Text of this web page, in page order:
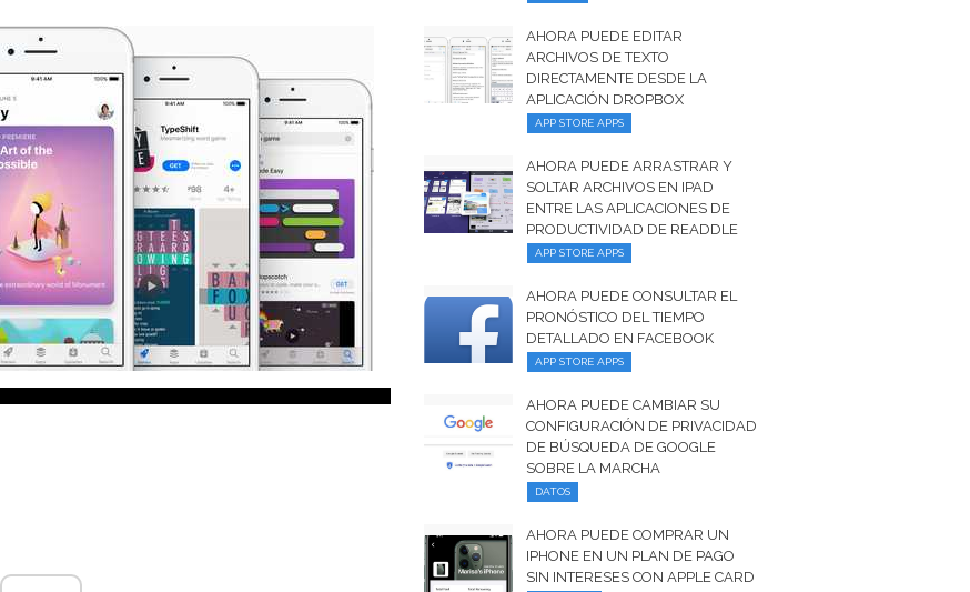
AHORA PUEDE EDITAR
ARCHIVOS DE TEXTO
DIRECTAMENTE DESDE LA
APLICACIÓN DROPBOX
APP STORE APPS
AHORA PUEDE ARRASTRAR Y
SOLTAR ARCHIVOS EN IPAD
ENTRE LAS APLICACIONES DE
PRODUCTIVIDAD DE READDLE
APP STORE APPS
AHORA PUEDE CONSULTAR EL
PRONÓSTICO DEL TIEMPO
DETALLADO EN FACEBOOK
APP STORE APPS
AHORA PUEDE CAMBIAR SU
CONFIGURACIÓN DE PRIVACIDAD
DE BÚSQUEDA DE GOOGLE
SOBRE LA MARCHA
DATOS
AHORA PUEDE COMPRAR UN
IPHONE EN UN PLAN DE PAGO
SIN INTERESES CON APPLE CARD